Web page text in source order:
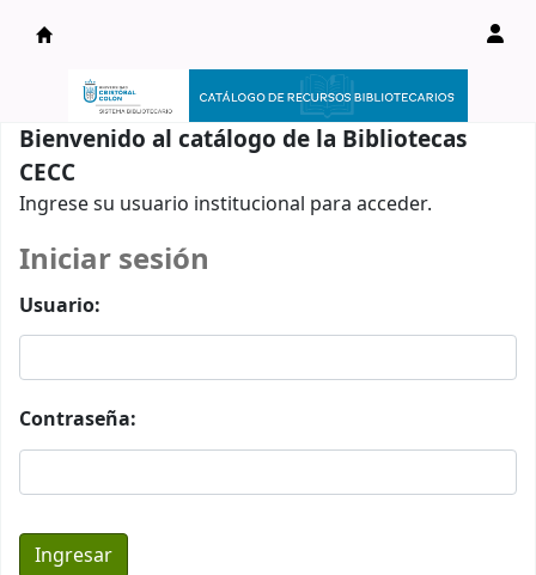
Catálogo en línea
Bienvenido al catálogo de la Bibliotecas
CECC
Ingrese su usuario institucional para acceder.
Iniciar sesión
Usuario:
Contraseña: